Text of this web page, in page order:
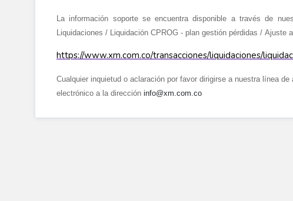
La información soporte se encuentra disponible a través de
Liquidaciones / Liquidación CPROG - plan gestión pérdidas /
https://www.xm.com.co/transacciones/liquidaciones/
Cualquier inquietud o aclaración por favor dirigirse a nuestra línea
electrónico a la dirección info@xm.com.co